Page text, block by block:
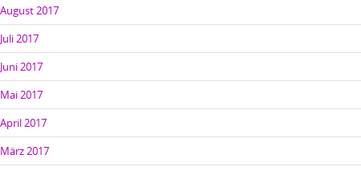
August 2017
Juli 2017
Juni 2017
Mai 2017
April 2017
März 2017